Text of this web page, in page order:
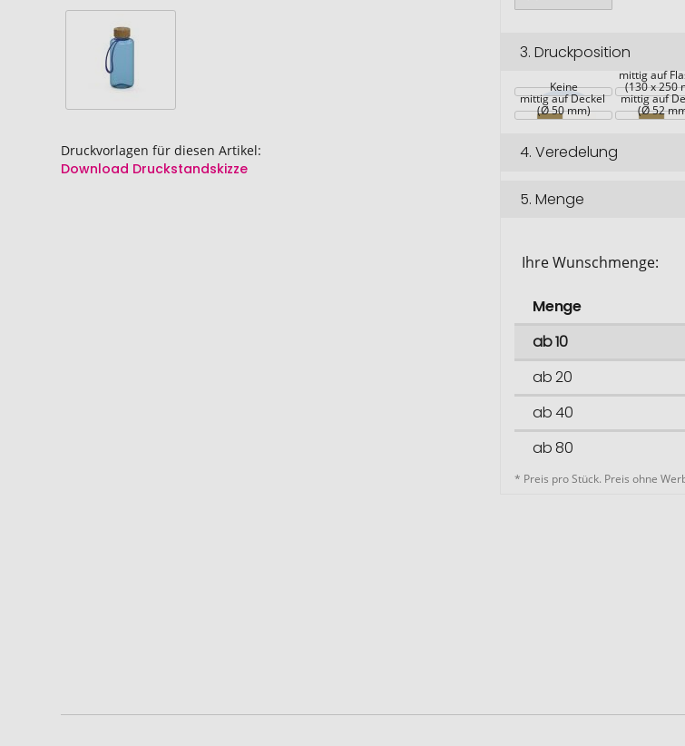
Druckvorlagen für diesen Artikel:
Download Druckstandskizze
3.Druckposition
Keine
mittig auf
(130 x 250
mittig auf Deckel
(Ø 50 mm)
mittig auf
(Ø 52
4.Veredelung
5.Menge
Ihre Wunschmenge:
Menge
ab 10
ab 20
ab 40
ab 80
* Preis pro Stück. Preis ohne